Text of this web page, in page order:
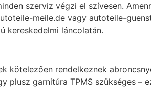
szerviz végzi el szívesen.
meile.de vagy autoteile-
kereskedelmi láncolatán.
kötelezően rendelkeznek
plusz garnitúra TPMS szükséges –